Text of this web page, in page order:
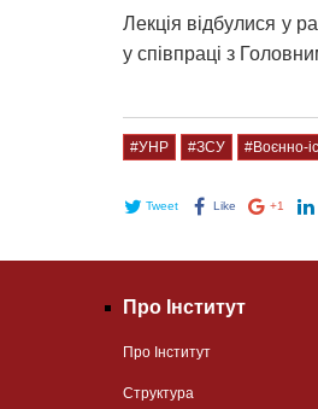
Лекція відбулися у
у співпраці з
#УНР #ЗСУ #Воєнно-
Tweet Like +1
Про Інститут
Про Інститут
Структура